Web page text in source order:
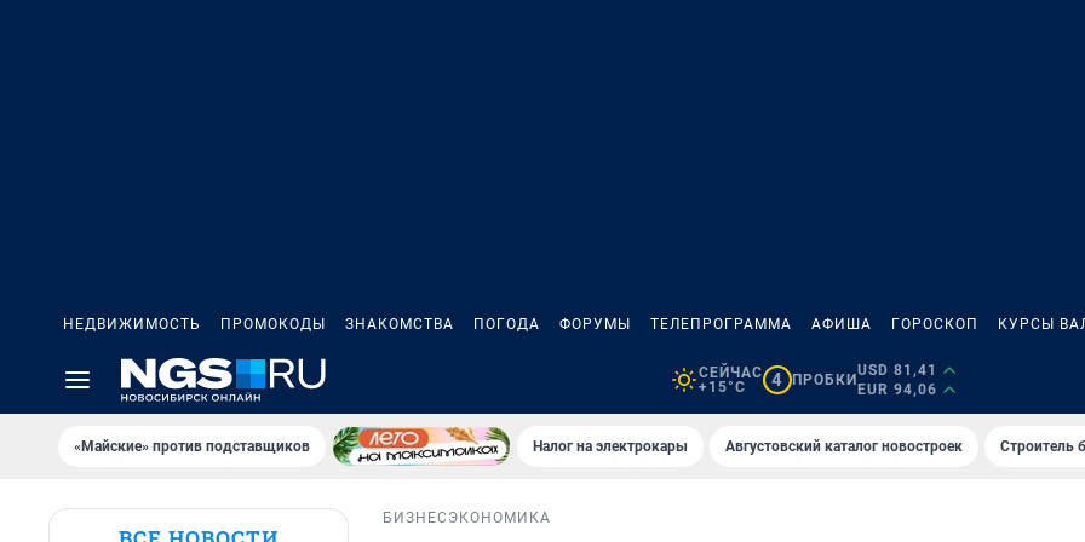
НЕДВИЖИМОСТЬ ПРОМОКОДЫ ЗНАКОМСТВА ПОГОДА ФОРУМЫ ТЕЛЕПРОГРАММА АФИША ГОРОСКОП КУРСЫ
СЕЙЧАС
+15°C
4 ПРОБКИ
USD 81,41
EUR 94,06
«Майские» против подставщиков Налог на электрокары Августовский каталог новостроек Строитель
БИЗНЕС ЭКОНОМИКА